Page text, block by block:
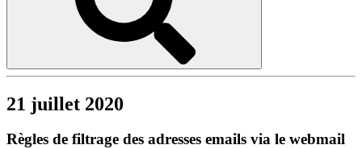
21 juillet 2020
Règles de filtrage des adresses emails via le webmail